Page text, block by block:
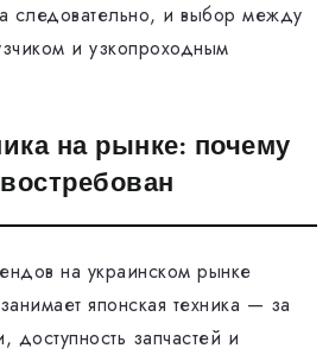
следовательно, и выбор между
и узкопроходным
на рынке: почему
на украинском рынке
японская техника — за
доступность запчастей и